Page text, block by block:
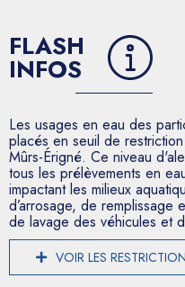
FLASH
INFOS
Les usages en eau des
placés en seuil de
Mûrs-Érigné. Ce niveau
tous les prélèvements en
impactant les milieux
d’arrosage, de
de lavage des véhicules et
VOIR LES